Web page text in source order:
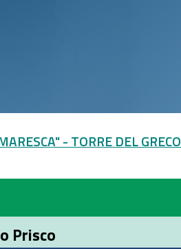
- TORRE DEL GRECO
Prisco